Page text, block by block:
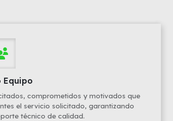
Equipo
comprometidos y motivados que
el servicio solicitado, garantizando
técnico de calidad.